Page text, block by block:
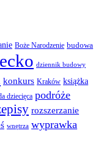
Boże Narodzenie budowa
dziennik budowy
konkurs Kraków książka
dziecięca podróże
rozszerzanie
wnętrza wyprawka